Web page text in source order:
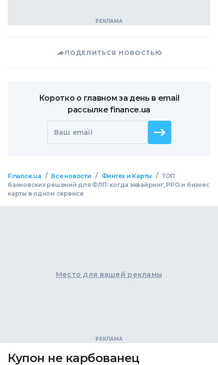
ПОДЕЛИТЬСЯ НОВОСТЬЮ
Коротко о главном за день в email
рассылке finance.ua
Ваш email
Finance.ua / Все новости / Финтех и Карты / ТОП
банковских решений для ФЛП: когда эквайринг, РРО и бизнес
карты в одном сервисе
Место для вашей рекламы
Купон не карбованец